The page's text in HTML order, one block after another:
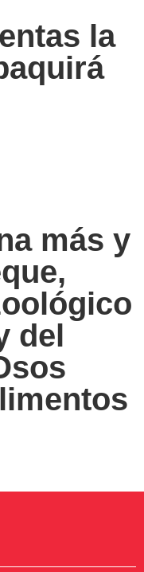
la
más y
del